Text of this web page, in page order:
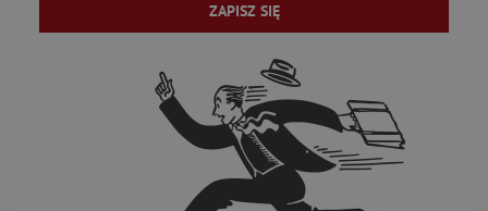
ZAPISZ SIĘ